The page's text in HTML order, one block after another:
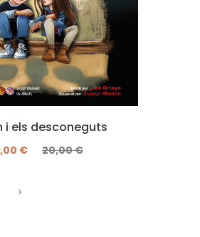
i els desconeguts
€ 20,00 €